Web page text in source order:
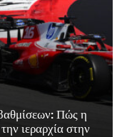
Πώς η
ιεραρχία στην